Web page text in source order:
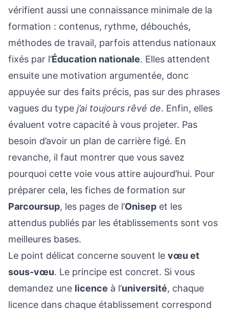
vérifient aussi une connaissance minimale de la
formation : contenus, rythme, débouchés,
méthodes de travail, parfois attendus nationaux
fixés par l’Éducation nationale. Elles attendent
ensuite une motivation argumentée, donc
appuyée sur des faits précis, pas sur des phrases
vagues du type j’ai toujours rêvé de. Enfin, elles
évaluent votre capacité à vous projeter. Pas
besoin d’avoir un plan de carrière figé. En
revanche, il faut montrer que vous savez
pourquoi cette voie vous attire aujourd’hui. Pour
préparer cela, les fiches de formation sur
Parcoursup, les pages de l’Onisep et les
attendus publiés par les établissements sont vos
meilleures bases.
Le point délicat concerne souvent le vœu et
sous-vœu. Le principe est concret. Si vous
demandez une licence à l’université, chaque
licence dans chaque établissement correspond